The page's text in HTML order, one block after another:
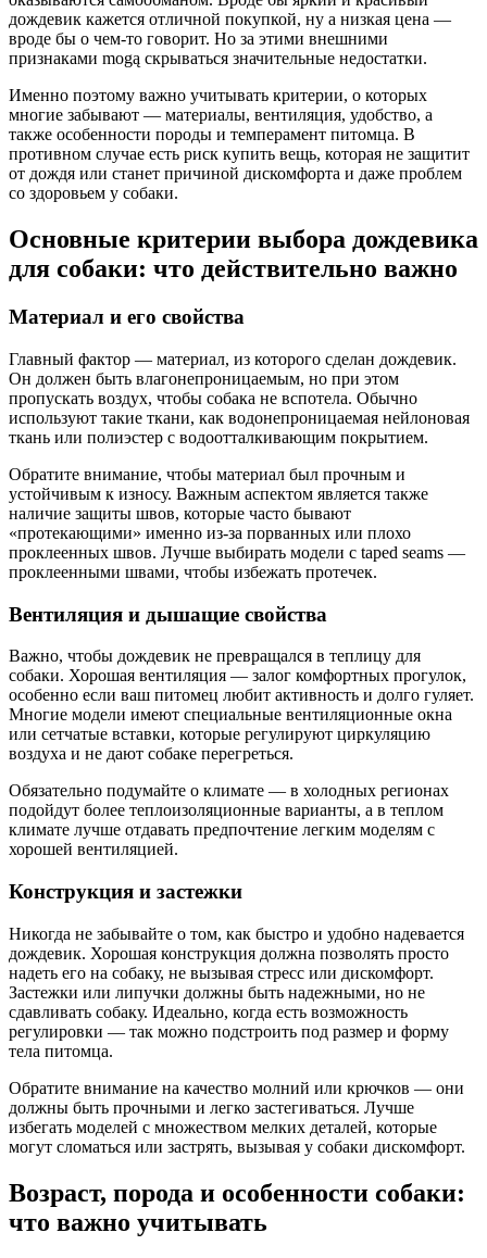
дождевик кажется отличной покупкой, ну а низкая цена —
вроде бы о чем-то говорит. Но за этими внешними
признаками mogą скрываться значительные недостатки.
Именно поэтому важно учитывать критерии, о которых
многие забывают — материалы, вентиляция, удобство, а
также особенности породы и темперамент питомца. В
противном случае есть риск купить вещь, которая не защитит
от дождя или станет причиной дискомфорта и даже проблем
со здоровьем у собаки.
Основные критерии выбора дождевика
для собаки: что действительно важно
Материал и его свойства
Главный фактор — материал, из которого сделан дождевик.
Он должен быть влагонепроницаемым, но при этом
пропускать воздух, чтобы собака не вспотела. Обычно
используют такие ткани, как водонепроницаемая нейлоновая
ткань или полиэстер с водоотталкивающим покрытием.
Обратите внимание, чтобы материал был прочным и
устойчивым к износу. Важным аспектом является также
наличие защиты швов, которые часто бывают
«протекающими» именно из-за порванных или плохо
проклеенных швов. Лучше выбирать модели с taped seams —
проклеенными швами, чтобы избежать протечек.
Вентиляция и дышащие свойства
Важно, чтобы дождевик не превращался в теплицу для
собаки. Хорошая вентиляция — залог комфортных прогулок,
особенно если ваш питомец любит активность и долго гуляет.
Многие модели имеют специальные вентиляционные окна
или сетчатые вставки, которые регулируют циркуляцию
воздуха и не дают собаке перегреться.
Обязательно подумайте о климате — в холодных регионах
подойдут более теплоизоляционные варианты, а в теплом
климате лучше отдавать предпочтение легким моделям с
хорошей вентиляцией.
Конструкция и застежки
Никогда не забывайте о том, как быстро и удобно надевается
дождевик. Хорошая конструкция должна позволять просто
надеть его на собаку, не вызывая стресс или дискомфорт.
Застежки или липучки должны быть надежными, но не
сдавливать собаку. Идеально, когда есть возможность
регулировки — так можно подстроить под размер и форму
тела питомца.
Обратите внимание на качество молний или крючков — они
должны быть прочными и легко застегиваться. Лучше
избегать моделей с множеством мелких деталей, которые
могут сломаться или застрять, вызывая у собаки дискомфорт.
Возраст, порода и особенности собаки:
что важно учитывать